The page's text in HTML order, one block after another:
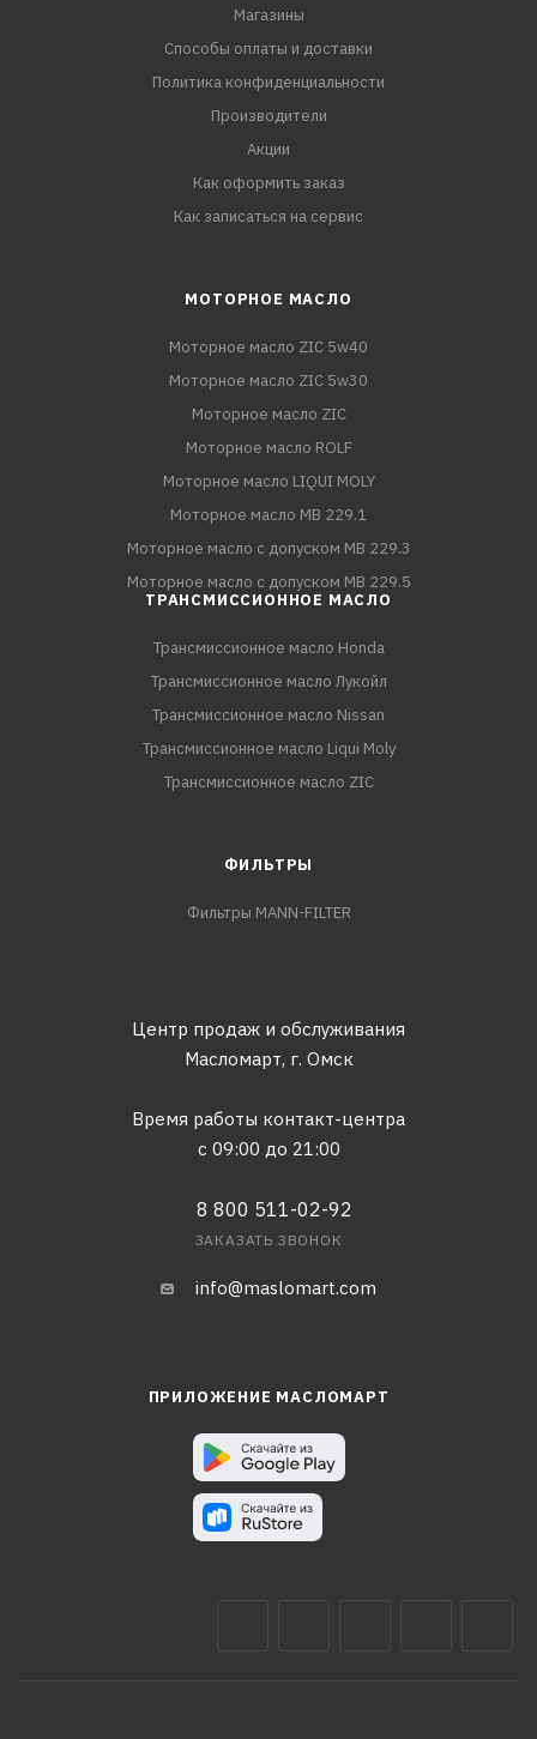
Магазины
Способы оплаты и доставки
Политика конфиденциальности
Производители
Акции
Как оформить заказ
Как записаться на сервис
МОТОРНОЕ МАСЛО
Моторное масло ZIC 5w40
Моторное масло ZIC 5w30
Моторное масло ZIC
Моторное масло ROLF
Моторное масло LIQUI MOLY
Моторное масло MB 229.1
Моторное масло с допуском MB 229.3
Моторное масло с допуском MB 229.5
ТРАНСМИССИОННОЕ МАСЛО
Трансмиссионное масло Honda
Трансмиссионное масло Лукойл
Трансмиссионное масло Nissan
Трансмиссионное масло Liqui Moly
Трансмиссионное масло ZIC
ФИЛЬТРЫ
Фильтры MANN-FILTER
Центр продаж и обслуживания
Масломарт, г. Омск
Время работы контакт-центра
с 09:00 до 21:00
8 800 511-02-92
ЗАКАЗАТЬ ЗВОНОК
info@maslomart.com
ПРИЛОЖЕНИЕ МАСЛОМАРТ